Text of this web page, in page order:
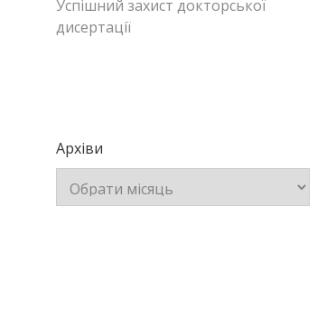
Успішний захист докторської
дисертації
Архіви